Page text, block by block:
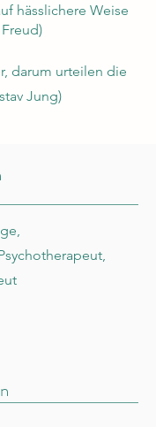
hässlichere Weise
darum urteilen die
Jung)